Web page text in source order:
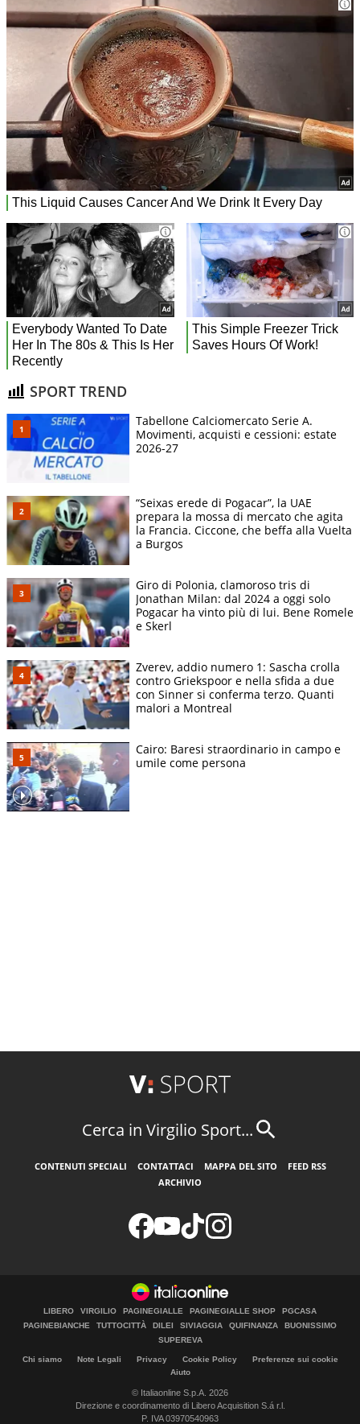
SPORT TREND
Tabellone Calciomercato Serie A.
Movimenti, acquisti e cessioni: estate
2026-27
“Seixas erede di Pogacar”, la UAE
prepara la mossa di mercato che agita
la Francia. Ciccone, che beffa alla Vuelta
a Burgos
Giro di Polonia, clamoroso tris di
Jonathan Milan: dal 2024 a oggi solo
Pogacar ha vinto più di lui. Bene Romele
e Skerl
Zverev, addio numero 1: Sascha crolla
contro Griekspoor e nella sfida a due
con Sinner si conferma terzo. Quanti
malori a Montreal
Cairo: Baresi straordinario in campo e
umile come persona
Cerca in Virgilio Sport...
CONTENUTI SPECIALI CONTATTACI MAPPA DEL SITO
FEED RSS
ARCHIVIO
LIBERO VIRGILIO PAGINEGIALLE PAGINEGIALLE SHOP
PGCASA
PAGINEBIANCHE
TUTTOCITTÀ DILEI SIVIAGGIA QUIFINANZA
BUONISSIMO
SUPEREVA
Chi siamo Note Legali Privacy Cookie Policy
Preferenze sui cookie
Aiuto
© Italiaonline S.p.A. 2026
Direzione e coordinamento di Libero Acquisition S.á r.l.
P. IVA 03970540963